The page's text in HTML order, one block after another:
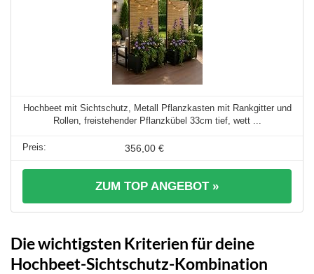
Hochbeet mit Sichtschutz, Metall Pflanzkasten mit Rankgitter und
Rollen, freistehender Pflanzkübel 33cm tief, wett ...
356,00 €
ZUM TOP ANGEBOT »
Die wichtigsten Kriterien für deine
Hochbeet-Sichtschutz-Kombination